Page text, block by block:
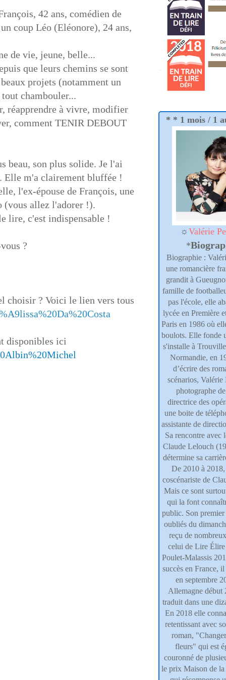
42 ans, comédien de
coup Léo (Eléonore), 24 ans,
de vie, jeune, belle...
que leurs chemins se sont
projets (notamment un
chambouler...
réapprendre à vivre, modifier
comment TENIR DEBOUT
beau, son plus solide. Je l'ai
Elle m'a clairement bluffée !
l'ex-épouse de François, une
(vous allez l'adorer !).
lire, c'est indispensable !
?
choisir ? Voici le lien vers tous
disponibles ici
* * 1 mois / 1
☼Valérie
*
Biographie :
une romancière
grandit à
famille de
pas l'école, elle
lycée en Première
Paris en 1986 où
boulots. Elle fonde
s'installe à
Normandie, en
d’écrire des
scénarios, Valérie
photographe
directrice des
une boite de
assistante de
Sa rencontre avec
Claude Lelouch
détermine sa
De 2010 à
coscénariste de
Mais ce sont
qui la font
public. Son
oubliés du
reçu de
celui de Lire Élire
Poulet-Malassis
succès en France,
en septembre
Allemagne début
traduit dans une
En 2018 elle
retentissant avec
roman,
fleurs" qui est
couronné de
le prix Maison de la